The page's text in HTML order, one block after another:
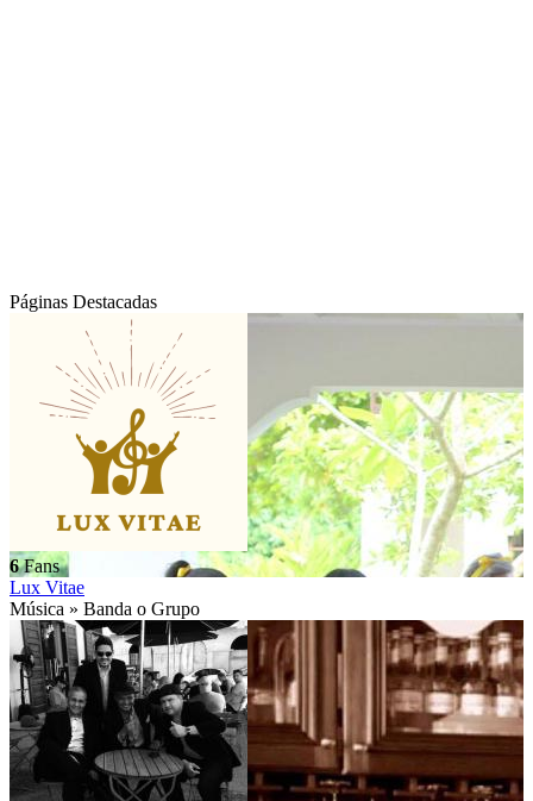
Páginas Destacadas
6 Fans
Lux Vitae
Música » Banda o Grupo